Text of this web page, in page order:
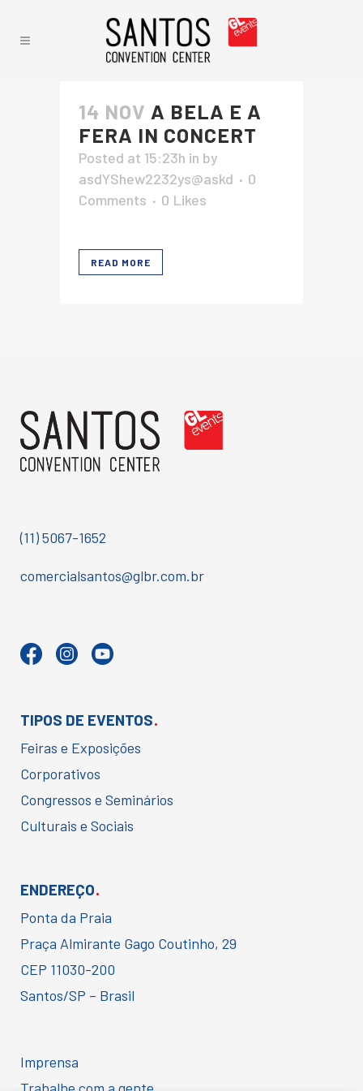
14 NOV A BELA E A
FERA IN CONCERT
Posted at 15:23h in by
asdYShew2232ys@askd
0
Comments
0 Likes
READ MORE
(11) 5067-1652
comercialsantos@glbr.com.br
TIPOS DE EVENTOS.
Feiras e Exposições
Corporativos
Congressos e Seminários
Culturais e Sociais
ENDEREÇO.
Ponta da Praia
Praça Almirante Gago Coutinho, 29
CEP 11030-200
Santos/SP – Brasil
Imprensa